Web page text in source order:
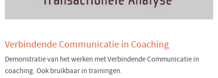
Verbindende Communicatie in Coaching
Demonstratie van het werken met Verbindende Communicatie in
coaching. Ook bruikbaar in trainingen.